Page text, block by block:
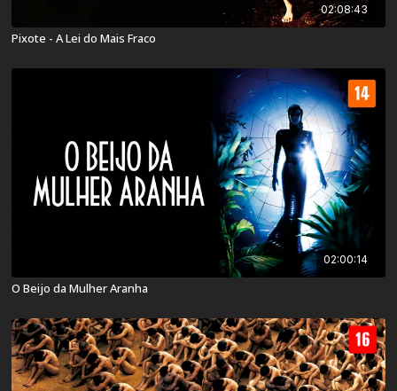
02:08:43
Pixote - A Lei do Mais Fraco
02:00:14
O Beijo da Mulher Aranha